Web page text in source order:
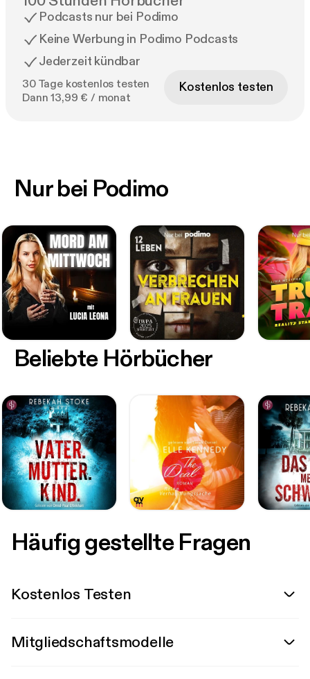
Podcasts nur bei Podimo
Keine Werbung in Podimo Podcasts
Jederzeit kündbar
30 Tage kostenlos testen
Dann 13,99 € / monat
Kostenlos testen
Nur bei Podimo
Beliebte Hörbücher
Häufig gestellte Fragen
Kostenlos Testen
Mitgliedschaftsmodelle